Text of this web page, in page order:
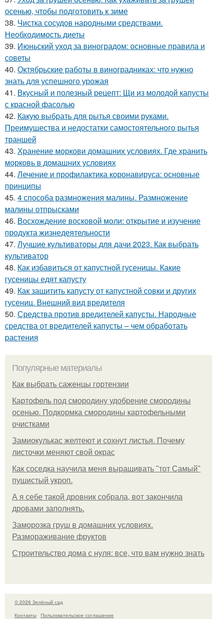
осенью, чтобы подготовить к зиме
38. Чистка сосудов народными средствами.
Необходимость диеты
39. Июньский уход за виноградом: основные правила и
советы
40. Октябрьские работы в виноградниках: что нужно
знать для успешного урожая
41. Вкусный и полезный рецепт: Щи из молодой капусты
с красной фасолью
42. Какую выбрать для рытья своими руками.
Преимущества и недостатки самостоятельного рытья
траншей
43. Хранение моркови домашних условиях. Где хранить
морковь в домашних условиях
44. Лечение и профилактика коронавируса: основные
принципы
45. 4 способа размножения малины. Размножение
малины отпрысками
46. Восхождение восковой моли: открытие и изучение
продукта жизнедеятельности
47. Лучшие культиваторы для дачи 2023. Как выбрать
культиватор
48. Как избавиться от капустной гусеницы. Какие
гусеницы едят капусту
49. Как защитить капусту от капустной совки и других
гусениц. Внешний вид вредителя
50. Средства против вредителей капусты. Народные
средства от вредителей капусты – чем обработать
растения
Популярные материалы
Как выбрать саженцы гортензии
Картофель под смородину удобрение смородины
осенью. Подкормка смородины картофельными
очистками
Замиокулькас желтеют и сохнут листья. Почему
листочки меняют свой окрас
Как соседка научила меня выращивать "тот Самый"
пушистый укроп.
А я себе такой дровник собрала, вот закончила
дровами заполнять.
Заморозка груш в домашних условиях.
Размораживание фруктов
Строительство дома с нуля: все, что вам нужно знать
© 2026 Зелёный сад
Контакты
Пользовательское соглашение